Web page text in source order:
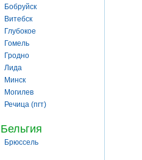
Бобруйск
Витебск
Глубокое
Гомель
Гродно
Лида
Минск
Могилев
Речица (пгт)
Бельгия
Брюссель